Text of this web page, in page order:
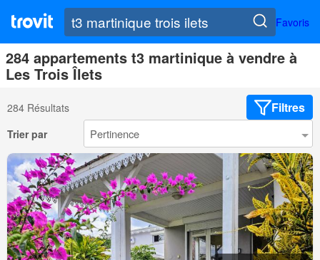
Favoris
284 appartements t3 martinique à vendre à
Les Trois Îlets
284 Résultats Filtres
Trier par